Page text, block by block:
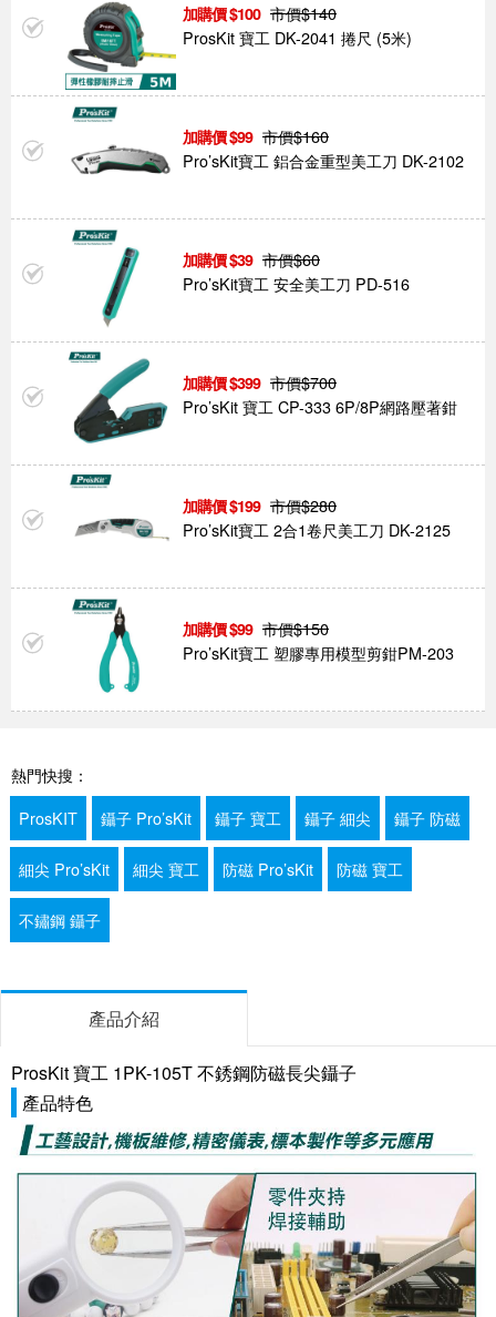
100 市價$140
ProsKit 寶工 DK-2041 捲尺 (5米)
99 市價$160
Pro’sKit寶工 鋁合金重型美工刀 DK-2102
39 市價$60
Pro’sKit寶工 安全美工刀 PD-516
399 市價$700
Pro’sKit 寶工 CP-333 6P/8P網路壓著鉗
199 市價$280
Pro’sKit寶工 2合1卷尺美工刀 DK-2125
99 市價$150
Pro’sKit寶工 塑膠專用模型剪鉗PM-203
熱門快搜：
ProsKIT
鑷子 Pro’sKit 鑷子 寶工 鑷子 細尖 鑷子 防磁
細尖 Pro’sKit 細尖 寶工 防磁 Pro’sKit 防磁 寶工
不鏽鋼 鑷子
產品介紹
ProsKit 寶工 1PK-105T 不銹鋼防磁長尖鑷子
產品特色